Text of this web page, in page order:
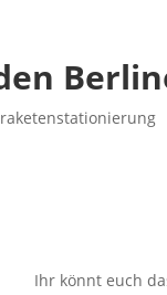
raketenstationierung
Ihr könnt euch